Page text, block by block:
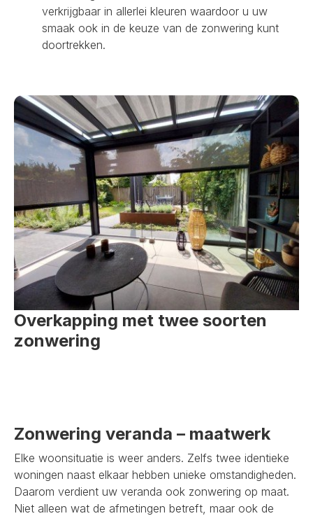
verkrijgbaar in allerlei kleuren waardoor u uw
smaak ook in de keuze van de zonwering kunt
doortrekken.
Overkapping met twee soorten
zonwering
Zonwering veranda – maatwerk
Elke woonsituatie is weer anders. Zelfs twee identieke
woningen naast elkaar hebben unieke omstandigheden.
Daarom verdient uw veranda ook zonwering op maat.
Niet alleen wat de afmetingen betreft, maar ook de